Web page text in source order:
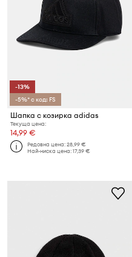
-13%
-5%* с код: FS
Шапка с козирка adidas
Текуща цена:
14,99 €
Редовна цена:28,99 €
Най-ниска цена:17,39 €